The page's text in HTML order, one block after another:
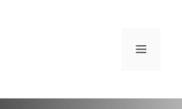
MENÚ